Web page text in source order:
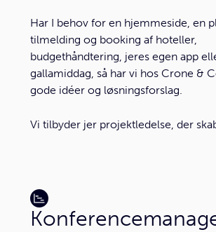
Har I behov for en hjemmeside, en
tilmelding og booking af hoteller,
budgethåndtering, jeres egen app
gallamiddag, så har vi hos Crone &
gode idéer og løsningsforslag.
Vi tilbyder jer projektledelse, der